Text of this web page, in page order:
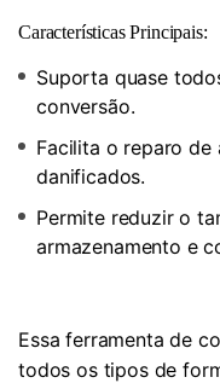
Características Principais:
Suporta quase
conversão.
Facilita o reparo de
danificados.
Permite reduzir o
armazenamento e
Essa ferramenta de
todos os tipos de